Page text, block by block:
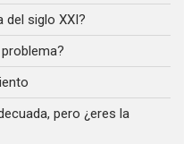
del siglo XXI?
pero ¿eres la